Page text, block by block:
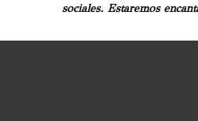
sociales. Estaremos